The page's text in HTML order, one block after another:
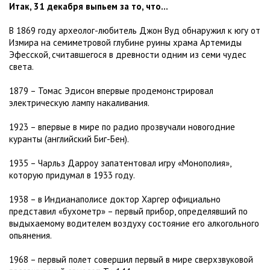
Итак, 31 декабря выпьем за то, что...
В 1869 году археолог-любитель Джон Вуд обнаружил к югу от
Измира на семиметровой глубине руины храма Артемиды
Эфесской, считавшегося в древности одним из семи чудес
света.
1879 – Томас Эдисон впервые продемонстрировал
электрическую лампу накаливания.
1923 – впервые в мире по радио прозвучали новогодние
куранты (английский Биг-Бен).
1935 – Чарльз Дарроу запатентовал игру «Монополия»,
которую придумал в 1933 году.
1938 – в Индианаполисе доктор Харгер официально
представил «бухометр» – первый прибор, определявший по
выдыхаемому водителем воздуху состояние его алкогольного
опьянения.
1968 – первый полет совершил первый в мире сверхзвуковой